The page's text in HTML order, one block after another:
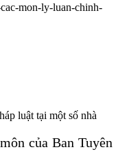
mon-ly-luan-chinh-
luật tại một số nhà
của Ban Tuyên